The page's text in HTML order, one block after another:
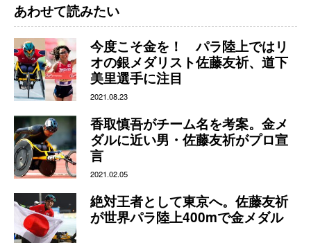
あわせて読みたい
今度こそ金を！ パラ陸上ではリ
オの銀メダリスト佐藤友祈、道下
美里選手に注目
2021.08.23
香取慎吾がチーム名を考案。金メ
ダルに近い男・佐藤友祈がプロ宣
言
2021.02.05
絶対王者として東京へ。佐藤友祈
が世界パラ陸上400mで金メダル